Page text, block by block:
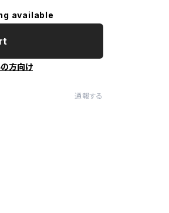
available
方向け
通報する